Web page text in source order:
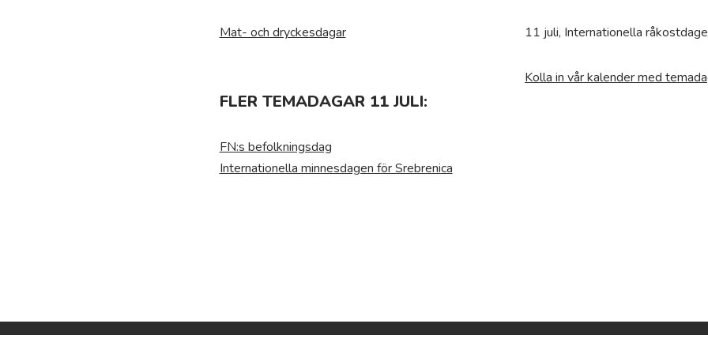
Mat- och dryckesdagar 11 juli, Internationella
FLER TEMADAGAR 11 JULI:
FN:s befolkningsdag
Internationella minnesdagen för Srebrenica
Kolla in vår kalender med